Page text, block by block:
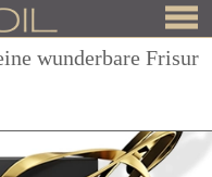
wunderbare Frisur